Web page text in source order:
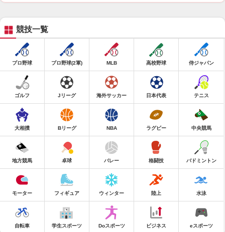
競技一覧
プロ野球 プロ野球(2軍) MLB 高校野球 侍ジャパン
ゴルフ Jリーグ 海外サッカー 日本代表 テニス
大相撲 Bリーグ NBA ラグビー 中央競馬
地方競馬 卓球 バレー 格闘技 バドミントン
モーター フィギュア ウィンター 陸上 水泳
自転車 学生スポーツ Doスポーツ ビジネス eスポーツ